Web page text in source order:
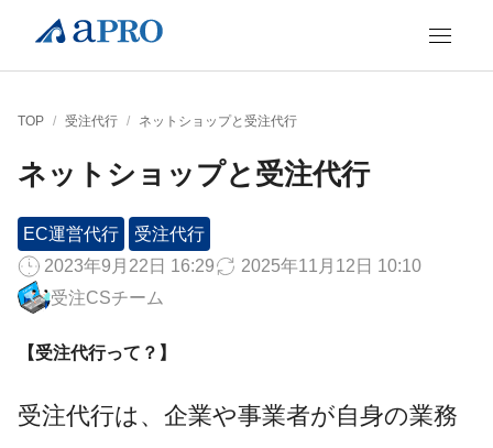
TOP / 受注代行 / ネットショップと受注代行
ネットショップと受注代行
EC運営代行
受注代行
2023年9月22日 16:29
2025年11月12日 10:10
受注CSチーム
【受注代行って？】
受注代行は、企業や事業者が自身の業務